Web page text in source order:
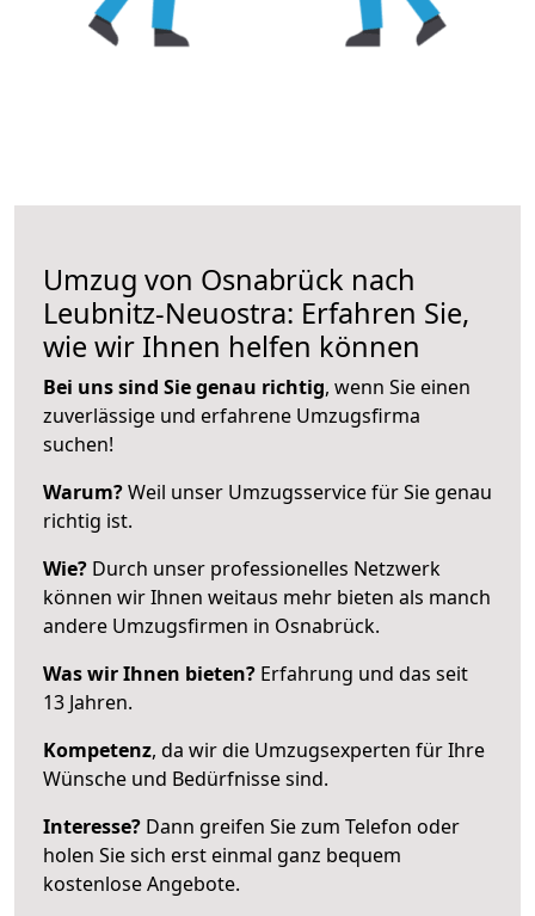
Umzug von Osnabrück nach
Leubnitz-Neuostra: Erfahren Sie,
wie wir Ihnen helfen können
Bei uns sind Sie genau richtig, wenn Sie einen
zuverlässige und erfahrene Umzugsfirma
suchen!
Warum?Weil unser Umzugsservice für Sie genau
richtig ist.
Wie? Durch unser professionelles Netzwerk
können wir Ihnen weitaus mehr bieten als manch
andere Umzugsfirmen in Osnabrück.
Was wir Ihnen bieten? Erfahrung und das seit
13 Jahren.
Kompetenz, da wir die Umzugsexperten für Ihre
Wünsche und Bedürfnisse sind.
Interesse? Dann greifen Sie zum Telefon oder
holen Sie sich erst einmal ganz bequem
kostenlose Angebote.